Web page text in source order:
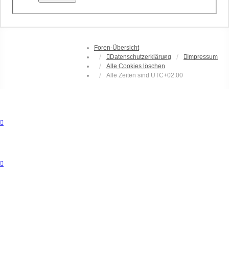
Foren-Übersicht
Datenschutzerklärung
Impressum
Alle Cookies löschen
Alle Zeiten sind UTC+02:00